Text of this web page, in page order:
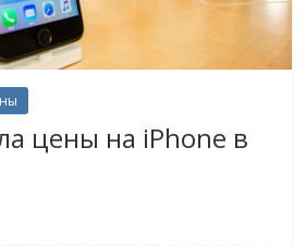
цены на iPhone в